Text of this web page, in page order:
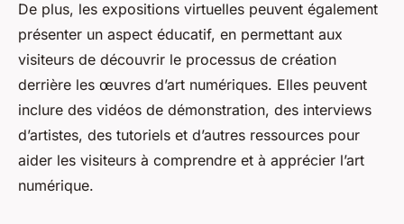
De plus, les expositions virtuelles peuvent également
présenter un aspect éducatif, en permettant aux
visiteurs de découvrir le processus de création
derrière les œuvres d’art numériques. Elles peuvent
inclure des vidéos de démonstration, des interviews
d’artistes, des tutoriels et d’autres ressources pour
aider les visiteurs à comprendre et à apprécier l’art
numérique.